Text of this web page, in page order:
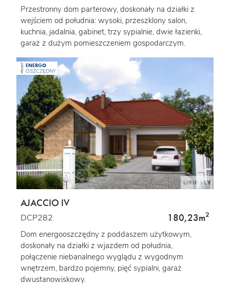
Przestronny dom parterowy, doskonały na działki z
wejściem od południa: wysoki, przeszklony salon,
kuchnia, jadalnia, gabinet, trzy sypialnie, dwie łazienki,
garaż z dużym pomieszczeniem gospodarczym.
PROJEKT ENERGO
OSZCZĘDNY
AJACCIO IV
DCP282 180,23m2
Dom energooszczędny z poddaszem użytkowym,
doskonały na działki z wjazdem od południa,
połączenie niebanalnego wyglądu z wygodnym
wnętrzem, bardzo pojemny, pięć sypialni, garaż
dwustanowiskowy.